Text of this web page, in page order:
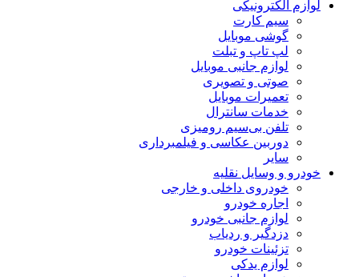
لوازم الکترونیکی
سیم کارت
گوشی موبایل
لپ تاپ و تبلت
لوازم جانبی موبایل
صوتی و تصویری
تعمیرات موبایل
خدمات سانترال
تلفن بی‌سیم رومیزی
دوربین عکاسی و فیلمبرداری
سایر
خودرو و وسایل نقلیه
خودروی داخلی و خارجی
اجاره خودرو
لوازم جانبی خودرو
دزدگیر و ردیاب
تزئینات خودرو
لوازم یدکی